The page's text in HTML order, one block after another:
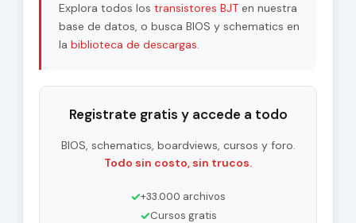
Explora todos los transistores BJTen nuestra
base de datos, o busca BIOS y schematics en
la biblioteca de descargas.
Registrate gratis y accede a todo
BIOS, schematics, boardviews, cursos y foro.
Todo sin costo, sin trucos.
✓+33.000 archivos
✓Cursos gratis